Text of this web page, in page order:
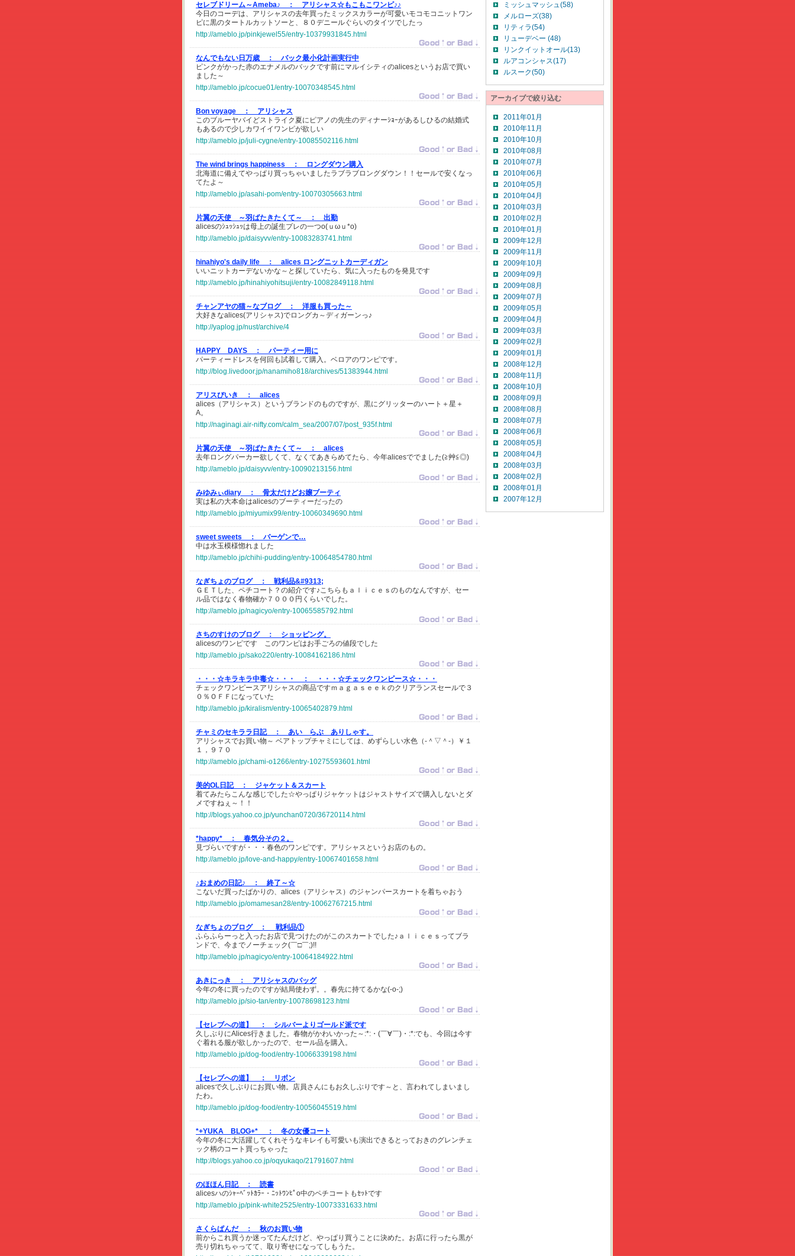
セレブドリーム～Ameba♪ ：
アリシャス☆もこもこワンピ♪♪
今日のコーデは、アリシャスの去年買ったミックスカラーが可愛いモコモコニットワン
ピに黒のタートルカットソーと、８０デニールぐらいのタイツでしたっ
http://ameblo.jp/pinkjewel55/entry-10379931845.html
なんでもない日万歳 ：
バック最小化計画実行中
ピンクがかった赤のエナメルのバックです前にマルイシティのalicesというお店で買い
ました～
http://ameblo.jp/cocue01/entry-10070348545.html
Bon voyage ：
アリシャス
このブルーヤバイどストライク夏にピアノの先生のディナーｼｮｰがあるしひるの結婚式
もあるので少しカワイイワンピが欲しい
http://ameblo.jp/juli-cygne/entry-10085502116.html
The wind brings happiness ：
ロングダウン購入
北海道に備えてやっぱり買っちゃいましたラブラブロングダウン！！セールで安くなっ
てたよ～
http://ameblo.jp/asahi-pom/entry-10070305663.html
片翼の天使 ～羽ばたきたくて～ ：
出勤
alicesのｼｭｯｼｭｯは母上の誕生プレの一つo(ｕωｕ*o)
http://ameblo.jp/daisyvv/entry-10083283741.html
hinahiyo's daily life ：
alices ロングニットカーディガン
いいニットカーデないかな～と探していたら、気に入ったものを発見です
http://ameblo.jp/hinahiyohitsuji/entry-10082849118.html
チャンアヤの猫～なブログ ：
洋服も買った～
大好きなalices(アリシャス)でロングカ～ディガーンっ♪
http://yaplog.jp/nust/archive/4
HAPPY DAYS ：
パーティー用に
パーティードレスを何回も試着して購入。ベロアのワンピです。
http://blog.livedoor.jp/nanamiho818/archives/51383944.html
アリスびいき ：
alices
alices（アリシャス）というブランドのものですが、黒にグリッターのハート＋星＋
A。
http://naginagi.air-nifty.com/calm_sea/2007/07/post_935f.html
片翼の天使 ～羽ばたきたくて～ ：
alices
去年ロングパーカー欲しくて、なくてあきらめてたら、今年alicesででました(≧艸≦◎)
http://ameblo.jp/daisyvv/entry-10090213156.html
みゆみぃdiary ：
骨太だけどお嬢ブーティ
実は私の大本命はalicesのブーティーだったの
http://ameblo.jp/miyumix99/entry-10060349690.html
sweet sweets ：
バーゲンで…
中は水玉模様惚れました
http://ameblo.jp/chihi-pudding/entry-10064854780.html
なぎちょのブログ ：
戦利品&#9313;
ＧＥＴした、ペチコート？の紹介です♪こちらもａｌｉｃｅｓのものなんですが、セー
ル品ではなく春物確か７０００円くらいでした。
http://ameblo.jp/nagicyo/entry-10065585792.html
さちのすけのブログ ：
ショッピング。
alicesのワンピです このワンピはお手ごろの値段でした
http://ameblo.jp/sako220/entry-10084162186.html
・・・☆キラキラ中毒☆・・・ ：
・・・☆チェックワンピース☆・・・
チェックワンピースアリシャスの商品ですｍａｇａｓｅｅｋのクリアランスセールで３
０％ＯＦＦになっていた
http://ameblo.jp/kiralism/entry-10065402879.html
チャミのセキララ日記 ：
あい らぶ ありしゃす。
アリシャスでお買い物～ ベアトップチャミにしては、めずらしい水色（‐＾▽＾‐）￥１
１，９７０
http://ameblo.jp/chami-o1266/entry-10275593601.html
美的OL日記 ：
ジャケット＆スカート
着てみたらこんな感じでした☆やっぱりジャケットはジャストサイズで購入しないとダ
メですねぇ～！！
http://blogs.yahoo.co.jp/yunchan0720/36720114.html
*happy* ：
春気分その２。
見づらいですが・・・春色のワンピです。アリシャスというお店のもの。
http://ameblo.jp/love-and-happy/entry-10067401658.html
♪おまめの日記♪ ：
終了～☆
こないだ買ったばかりの、alices（アリシャス）のジャンパースカートを着ちゃおう
http://ameblo.jp/omamesan28/entry-10062767215.html
なぎちょのブログ ：
戦利品①
ふらふらーっと入ったお店で見つけたのがこのスカートでした♪ａｌｉｃｅｓってブラ
ンドで、今までノーチェック(￣□￣;)!!
http://ameblo.jp/nagicyo/entry-10064184922.html
あきにっき ：
アリシャスのバッグ
今年の冬に買ったのですが結局使わず。。春先に持てるかな(-o-;)
http://ameblo.jp/sio-tan/entry-10078698123.html
【セレブへの道】 ：
シルバーよりゴールド派です
久しぶりにAlices行きました。春物がかわいかった～:*:・(￣∀￣)・:*:でも、今回は今す
ぐ着れる服が欲しかったので、セール品を購入。
http://ameblo.jp/dog-food/entry-10066339198.html
【セレブへの道】 ：
リボン
alicesで久しぶりにお買い物。店員さんにもお久しぶりです～と、言われてしまいまし
たわ。
http://ameblo.jp/dog-food/entry-10056045519.html
*+YUKA BLOG+* ：
冬の女優コート
今年の冬に大活躍してくれそうなキレイも可愛いも演出できるとっておきのグレンチェ
ック柄のコート買っちゃった
http://blogs.yahoo.co.jp/oqyukaqo/21791607.html
のほほん日記 ：
読書
alicesハのｼｬｰﾍﾞｯﾄｶﾗｰ・ﾆｯﾄﾜﾝﾋﾟo中のペチコートもｾｯﾄです
http://ameblo.jp/pink-white2525/entry-10073331633.html
さくらぱんだ ：
秋のお買い物
前からこれ買うか迷ってたんだけど、やっぱり買うことに決めた。お店に行ったら黒が
売り切れちゃってて、取り寄せになってしもうた。
ミッシュマッシュ(58)
メルローズ(38)
リティラ(54)
リューデベー (48)
リンクイットオール(13)
ルアコンシャス(17)
ルスーク(50)
アーカイブで絞り込む
2011年01月
2010年11月
2010年10月
2010年08月
2010年07月
2010年06月
2010年05月
2010年04月
2010年03月
2010年02月
2010年01月
2009年12月
2009年11月
2009年10月
2009年09月
2009年08月
2009年07月
2009年05月
2009年04月
2009年03月
2009年02月
2009年01月
2008年12月
2008年11月
2008年10月
2008年09月
2008年08月
2008年07月
2008年06月
2008年05月
2008年04月
2008年03月
2008年02月
2008年01月
2007年12月